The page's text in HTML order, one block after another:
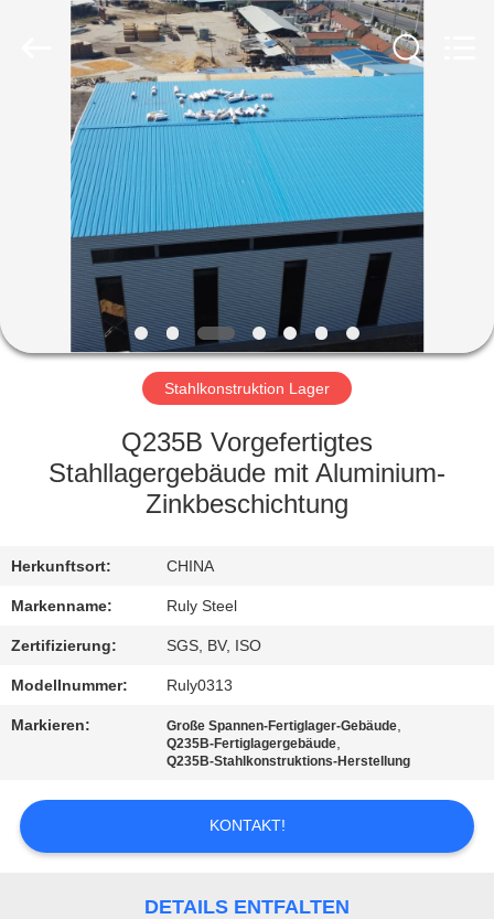
HAUS
PRODUKTE
VIDEOS
VR
SHOW
UNS
AUSFLUG
QUALITÄTSKONTROLLE
TRETEN
UNS
IN
VERBINDUNG
Stahlkonstruktion Lager
Q235B Vorgefertigtes
Stahllagergebäude mit Aluminium-
Zinkbeschichtung
Herkunftsort: CHINA
Markenname: Ruly Steel
Zertifizierung: SGS, BV, ISO
Modellnummer: Ruly0313
Markieren: Große Spannen-Fertiglager-Gebäude,
Q235B-Fertiglagergebäude,
Q235B-Stahlkonstruktions-Herstellung
KONTAKT!
DETAILS ENTFALTEN